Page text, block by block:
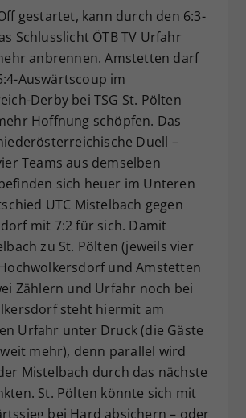
gestartet, kann durch den 6:3-
Schlusslicht ÖTB TV Urfahr
anbrennen. Amstetten darf
Auswärtscoup im
Derby bei TSG St. Pölten
Hoffnung schöpfen. Das
Duell –
Teams aus demselben
sich heuer im Unteren
UTC Mistelbach gegen
mit 7:2 für sich. Damit
zu St. Pölten (jeweils vier
und Amstetten
Zählern und Urfahr noch bei
steht hiermit am
Urfahr unter Druck (die Gäste
mehr), denn parallel wird
Mistelbach durch das nächste
St. Pölten könnte sich mit
bei Hard absichern – oder